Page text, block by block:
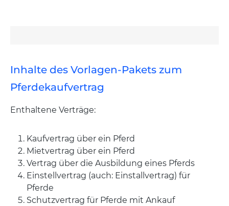
Inhalte des Vorlagen-Pakets zum
Pferdekaufvertrag
Enthaltene Verträge:
Kaufvertrag über ein Pferd
Mietvertrag über ein Pferd
Vertrag über die Ausbildung eines Pferds
Einstellvertrag (auch: Einstallvertrag) für
Pferde
Schutzvertrag für Pferde mit Ankauf